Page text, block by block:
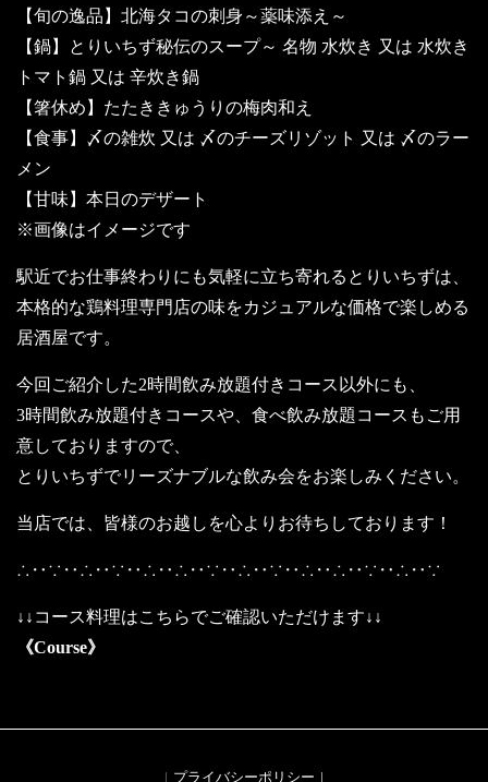
【旬の逸品】北海タコの刺身～薬味添え～
【鍋】とりいちず秘伝のスープ～ 名物 水炊き 又は 水炊き
トマト鍋 又は 辛炊き鍋
【箸休め】たたききゅうりの梅肉和え
【食事】〆の雑炊 又は 〆のチーズリゾット 又は 〆のラー
メン
【甘味】本日のデザート
※画像はイメージです
駅近でお仕事終わりにも気軽に立ち寄れるとりいちずは、
本格的な鶏料理専門店の味をカジュアルな価格で楽しめる
居酒屋です。
今回ご紹介した2時間飲み放題付きコース以外にも、
3時間飲み放題付きコースや、食べ飲み放題コースもご用
意しておりますので、
とりいちずでリーズナブルな飲み会をお楽しみください。
当店では、皆様のお越しを心よりお待ちしております！
∴‥∵‥∴‥∵‥∴‥∴‥∵‥∴‥∵‥∴‥∴‥∵‥∴‥∵
↓↓コース料理はこちらでご確認いただけます↓↓
《Course》
プライバシーポリシー